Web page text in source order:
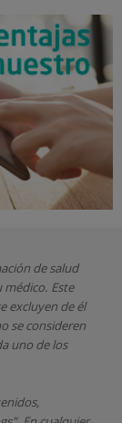
de salud
médico. Este
excluyen de él
se consideren
uno de los